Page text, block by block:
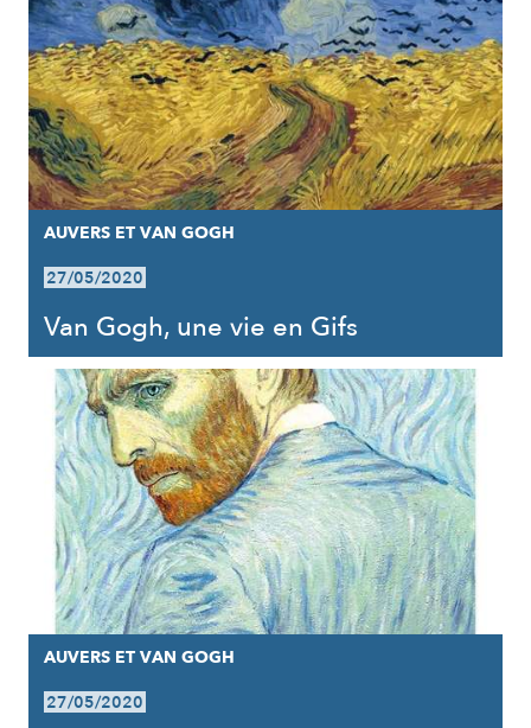
AUVERS ET VAN GOGH
27/05/2020
Van Gogh, une vie en Gifs
AUVERS ET VAN GOGH
27/05/2020